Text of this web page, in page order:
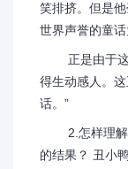
笑排挤。但是
世界声誉的童话
正是由于这
得生动感人。
话。”
2.怎样理解
的结果？ 丑小